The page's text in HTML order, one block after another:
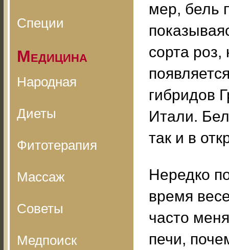
Специи
Медицина
Народная
Диеты
Фитотерапия
Массаж
Советы
Медпоиск
мер, бель
сорта роз,
гибридов
Итали.
так и в
Нередко
время
часто
печи,